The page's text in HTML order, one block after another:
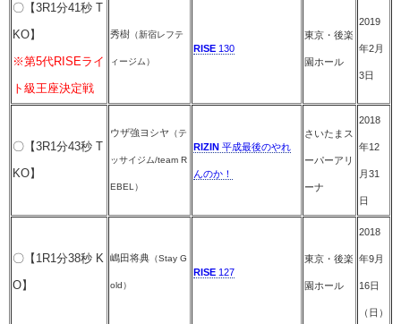
〇【3R1分41秒 T
KO】
※第5代RISEライ
ト級王座決定戦
秀樹 （新宿レフテ
ィージム）
RISE 130
東京・後楽
園ホール
2019
年2月
3日
〇【3R1分43秒 T
KO】
ウザ強ヨシヤ （テ
ッサイジム/team R
EBEL）
RIZIN 平成最後のやれ
んのか！
さいたまス
ーパーアリ
ーナ
2018
年12
月31
日
〇【1R1分38秒 K
O】
嶋田将典 （Stay G
old）
RISE 127
東京・後楽
園ホール
2018
年9月
16日
（日）